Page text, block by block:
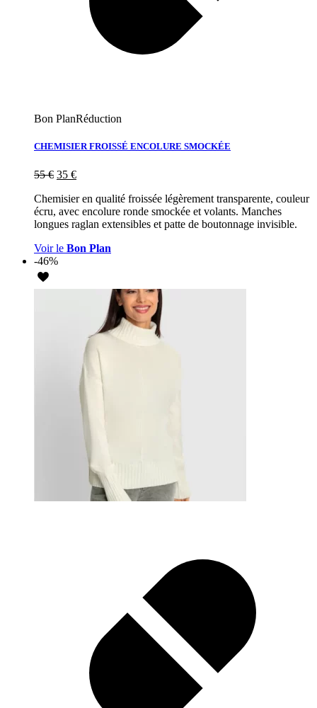
Bon PlanRéduction
CHEMISIER FROISSÉ ENCOLURE SMOCKÉE
55€ 35 €
Chemisier en qualité froissée légèrement transparente, couleur
écru, avec encolure ronde smockée et volants. Manches
longues raglan extensibles et patte de boutonnage invisible.
Voir le Bon Plan
-46%